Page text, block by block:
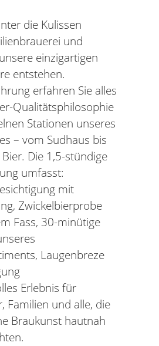
die Kulissen
und
einzigartigen
entstehen.
erfahren Sie alles
Qualitätsphilosophie
Stationen unseres
– vom Sudhaus bis
Die 1,5-stündige
umfasst:
mit
Zwickelbierprobe
Fass, 30-minütige
Laugenbreze
Erlebnis für
Familien und alle, die
Braukunst hautnah